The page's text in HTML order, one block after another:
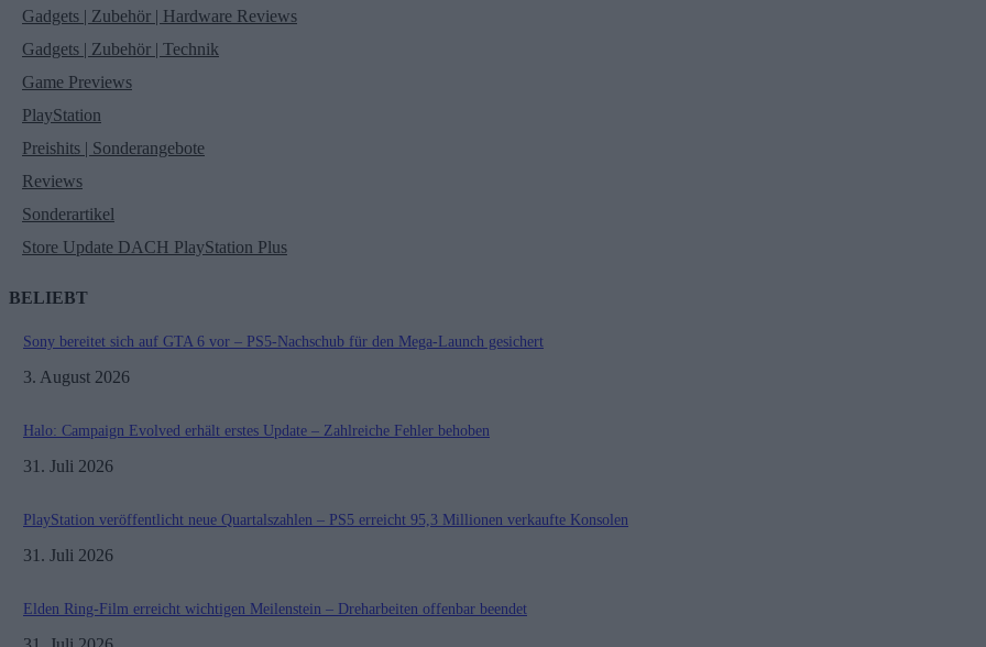
Gadgets | Zubehör | Hardware Reviews
Gadgets | Zubehör | Technik
Game Previews
PlayStation
Preishits | Sonderangebote
Reviews
Sonderartikel
Store Update DACH PlayStation Plus
BELIEBT
Sony bereitet sich auf GTA 6 vor – PS5-Nachschub für den Mega-Launch gesichert
3. August 2026
Halo: Campaign Evolved erhält erstes Update – Zahlreiche Fehler behoben
31. Juli 2026
PlayStation veröffentlicht neue Quartalszahlen – PS5 erreicht 95,3 Millionen verkaufte Konsolen
31. Juli 2026
Elden Ring-Film erreicht wichtigen Meilenstein – Dreharbeiten offenbar beendet